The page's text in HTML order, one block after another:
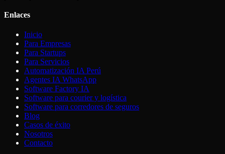
Enlaces
Inicio
Para Empresas
Para Startups
Para Servicios
Automatización IA Perú
Agentes IA WhatsApp
Software Factory IA
Software para courier y logística
Software para corredores de seguros
Blog
Casos de éxito
Nosotros
Contacto